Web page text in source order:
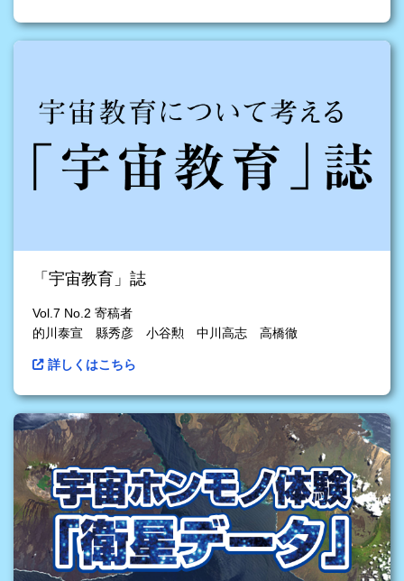
「宇宙教育」誌
Vol.7 No.2 寄稿者
的川泰宣 縣秀彦 小谷勲 中川高志 高橋徹
詳しくはこちら